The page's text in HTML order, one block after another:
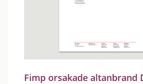
Fimp orsakade altanbrand